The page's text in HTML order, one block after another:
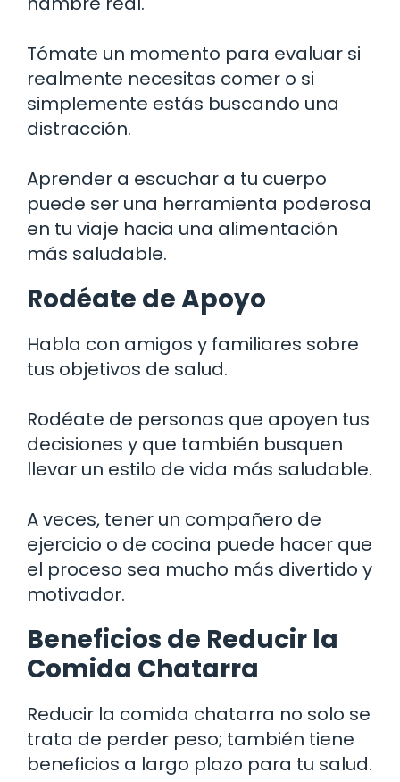
Tómate un momento para evaluar si
realmente necesitas comer o si
simplemente estás buscando una
distracción.
Aprender a escuchar a tu cuerpo
puede ser una herramienta poderosa
en tu viaje hacia una alimentación
más saludable.
Rodéate de Apoyo
Habla con amigos y familiares sobre
tus objetivos de salud.
Rodéate de personas que apoyen tus
decisiones y que también busquen
llevar un estilo de vida más saludable.
A veces, tener un compañero de
ejercicio o de cocina puede hacer que
el proceso sea mucho más divertido y
motivador.
Beneficios de Reducir la
Comida Chatarra
Reducir la comida chatarra no solo se
trata de perder peso; también tiene
beneficios a largo plazo para tu salud.